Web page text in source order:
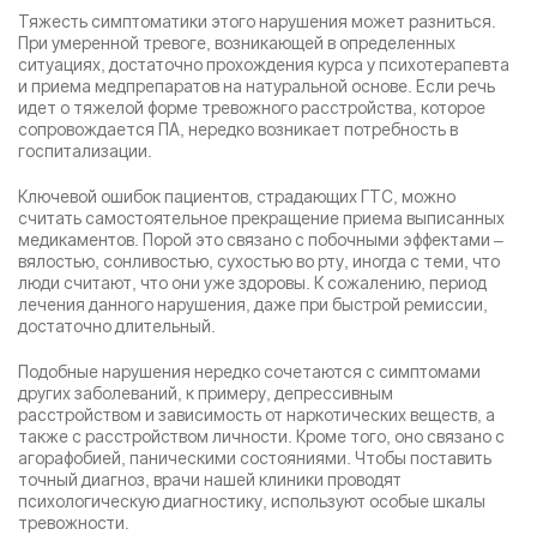
Тяжесть симптоматики этого нарушения может разниться.
При умеренной тревоге, возникающей в определенных
ситуациях, достаточно прохождения курса у психотерапевта
и приема медпрепаратов на натуральной основе. Если речь
идет о тяжелой форме тревожного расстройства, которое
сопровождается ПА, нередко возникает потребность в
госпитализации.
Ключевой ошибок пациентов, страдающих ГТС, можно
считать самостоятельное прекращение приема выписанных
медикаментов. Порой это связано с побочными эффектами –
вялостью, сонливостью, сухостью во рту, иногда с теми, что
люди считают, что они уже здоровы. К сожалению, период
лечения данного нарушения, даже при быстрой ремиссии,
достаточно длительный.
Подобные нарушения нередко сочетаются с симптомами
других заболеваний, к примеру, депрессивным
расстройством и зависимость от наркотических веществ, а
также с расстройством личности. Кроме того, оно связано с
агорафобией, паническими состояниями. Чтобы поставить
точный диагноз, врачи нашей клиники проводят
психологическую диагностику, используют особые шкалы
тревожности.